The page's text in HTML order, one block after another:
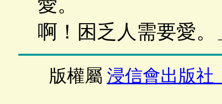
愛。
啊！困乏人需要愛。
版權屬 浸信會出版社